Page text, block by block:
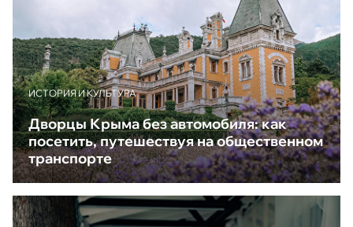
ИСТОРИЯ И КУЛЬТУРА
Дворцы Крыма без автомобиля: как
посетить, путешествуя на общественном
транспорте